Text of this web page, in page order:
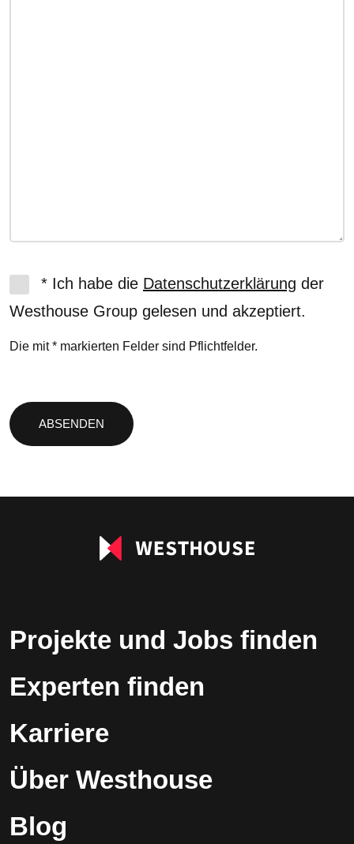
* Ich habe die Datenschutzerklärung der
Westhouse Group gelesen und akzeptiert.
Die mit * markierten Felder sind Pflichtfelder.
lasse
dieses
leer.
Projekte und Jobs finden
Experten finden
Karriere
Über Westhouse
Blog